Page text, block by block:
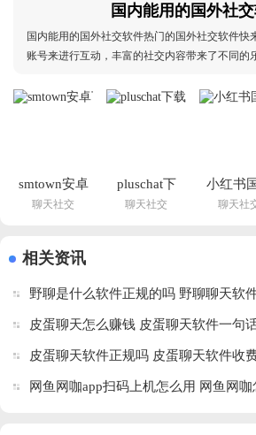
国内能用的国外社
国内能用的国外社交软件热门的国外社交软件快
账号来进行互动，丰富的社交内容带来了不同的
验，专为社交爱好者打造的社交圣地一定不要错
smtown安卓
下载最新版
v4.6.3 免费
聊天社交
pluschat下
载安卓最新
聊天社交
小红书
版安卓
聊天社
相关资讯
野聊是什么软件正规的吗 野聊聊天软
皮蛋聊天怎么赚钱 皮蛋聊天软件一句
皮蛋聊天软件正规吗 皮蛋聊天软件收
网鱼网咖app扫码上机怎么用 网鱼网